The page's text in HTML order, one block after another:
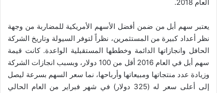
العام 2018.
يعتبر سهم أبل من ضمن أفضل الأسهم الأمريكية للمضاربة من وجهة
نظر أعداد كبيرة من المستثمرين، نظراً لتوفر السيولة وتاريخ الشركة
الحافل وانجازاتها الدائمة وخططها المستقبلية الواعدة. كانت قيمة
سهم أبل في العام 2016 أقل من 100 دولار، وبسبب انجازات الشركة
وزيادة عدد منتجاتها ومبيعاتها وأرباحها، نما سعر السهم بسرعة ليصل
إلى أعلى سعر له (325 دولار) في شهر فبراير من العام الحالي